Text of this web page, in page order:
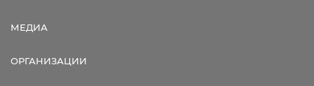
МЕДИА
ОРГАНИЗАЦИИ